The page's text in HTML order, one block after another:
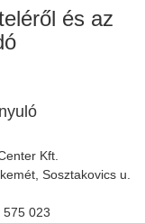
és az
Kft.
Sosztakovics u.
575 023